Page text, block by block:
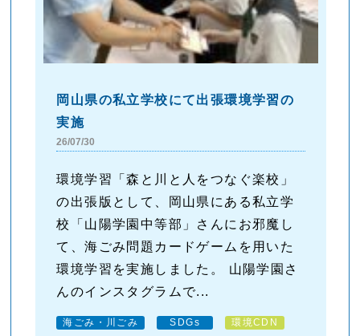
岡山県の私立学校にて出張環境学習の
実施
26/07/30
環境学習「森と川と人をつなぐ楽校」
の出張版として、岡山県にある私立学
校「山陽学園中等部」さんにお邪魔し
て、海ごみ問題カードゲームを用いた
環境学習を実施しました。 山陽学園さ
んのインスタグラムで...
海ごみ・川ごみ SDGs 環境CDN